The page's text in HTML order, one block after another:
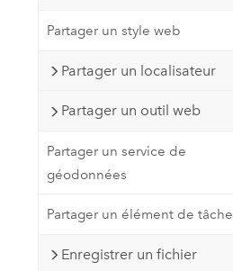
Partager un style web
Partager un localisateur
Partager un outil web
Partager un service de
géodonnées
Partager un élément de tâche
Enregistrer un fichier